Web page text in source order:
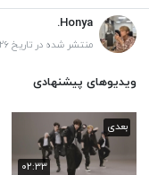
Honya.
منتشر شده در تاریخ ۱۴۰۵/۰۱/۲۶
ویدیوهای پیشنهادی
۰۲:۳۳
بعدی